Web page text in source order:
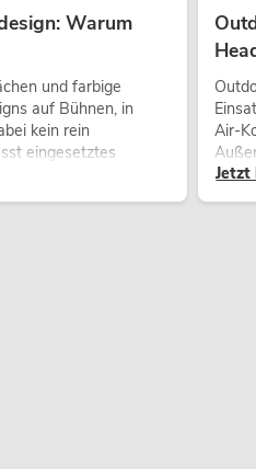
Warum
und farbige
auf Bühnen, in
kein rein
eingesetztes
gibt Szenen
Air-
Jetzt